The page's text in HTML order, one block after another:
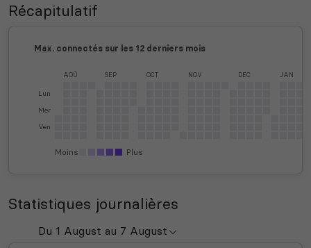
Récapitulatif
Max. connectés sur les 12 derniers mois
Lun
Mer
Ven
AOÛ SEP OCT NOV DEC JAN
Moins Plus
Statistiques journalières